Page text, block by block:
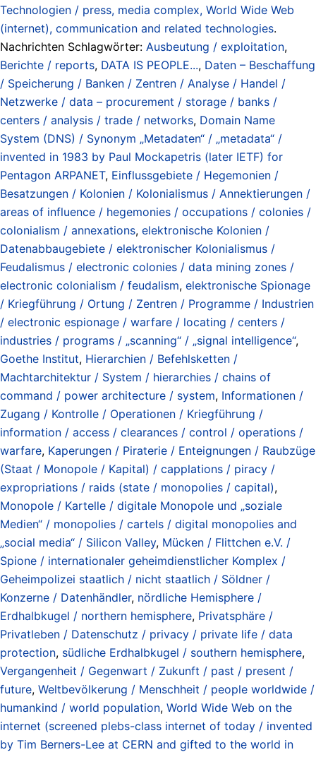
Technologien / press, media complex, World Wide Web
(internet), communication and related technologies.
Nachrichten Schlagwörter: Ausbeutung / exploitation,
Berichte / reports, DATA IS PEOPLE..., Daten – Beschaffung
/ Speicherung / Banken / Zentren / Analyse / Handel /
Netzwerke / data – procurement / storage / banks /
centers / analysis / trade / networks, Domain Name
System (DNS) / Synonym „Metadaten“ / „metadata“ /
invented in 1983 by Paul Mockapetris (later IETF) for
Pentagon ARPANET, Einflussgebiete / Hegemonien /
Besatzungen / Kolonien / Kolonialismus / Annektierungen /
areas of influence / hegemonies / occupations / colonies /
colonialism / annexations, elektronische Kolonien /
Datenabbaugebiete / elektronischer Kolonialismus /
Feudalismus / electronic colonies / data mining zones /
electronic colonialism / feudalism, elektronische Spionage
/ Kriegführung / Ortung / Zentren / Programme / Industrien
/ electronic espionage / warfare / locating / centers /
industries / programs / „scanning“ / „signal intelligence“,
Goethe Institut, Hierarchien / Befehlsketten /
Machtarchitektur / System / hierarchies / chains of
command / power architecture / system, Informationen /
Zugang / Kontrolle / Operationen / Kriegführung /
information / access / clearances / control / operations /
warfare, Kaperungen / Piraterie / Enteignungen / Raubzüge
(Staat / Monopole / Kapital) / capplations / piracy /
expropriations / raids (state / monopolies / capital),
Monopole / Kartelle / digitale Monopole und „soziale
Medien“ / monopolies / cartels / digital monopolies and
„social media“ / Silicon Valley, Mücken / Flittchen e.V. /
Spione / internationaler geheimdienstlicher Komplex /
Geheimpolizei staatlich / nicht staatlich / Söldner /
Konzerne / Datenhändler, nördliche Hemisphere /
Erdhalbkugel / northern hemisphere, Privatsphäre /
Privatleben / Datenschutz / privacy / private life / data
protection, südliche Erdhalbkugel / southern hemisphere,
Vergangenheit / Gegenwart / Zukunft / past / present /
future, Weltbevölkerung / Menschheit / people worldwide /
humankind / world population, World Wide Web on the
internet (screened plebs-class internet of today / invented
by Tim Berners-Lee at CERN and gifted to the world in